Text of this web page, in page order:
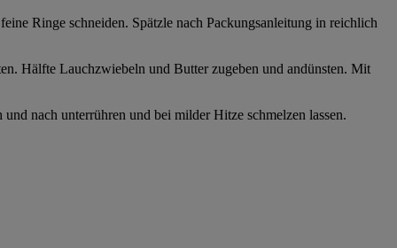
Ringe schneiden. Spätzle nach Packungsanleitung in reichlich
Hälfte Lauchzwiebeln und Butter zugeben und andünsten. Mit
nach unterrühren und bei milder Hitze schmelzen lassen.